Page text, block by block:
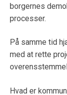
borgernes
processer.
På samme tid
med at rette
Hvad er